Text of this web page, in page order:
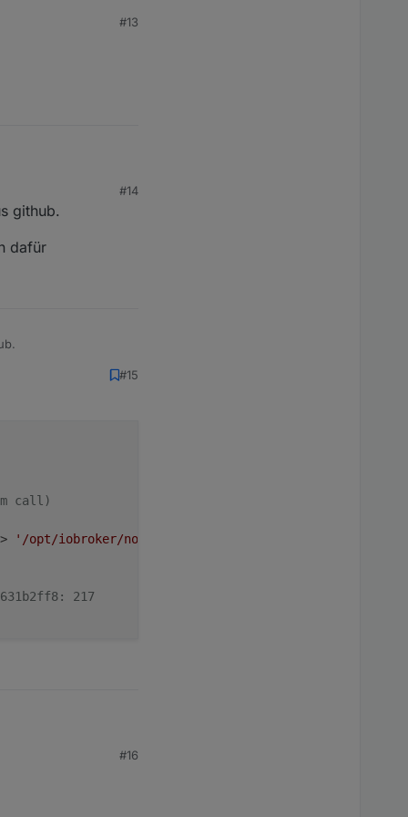
#13
#14
github.
dafür
#15
call)
'/opt/iobroker/node_modules/.acorn-zHERliMH'
217
(System call)
#16